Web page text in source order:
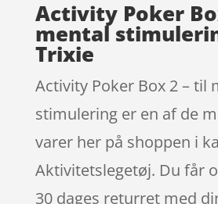
Activity Poker
mental
Trixie
Activity Poker Box 2 – til
stimulering er en af de
varer her på shoppen i
Aktivitetslegetøj. Du får
30 dages returret med